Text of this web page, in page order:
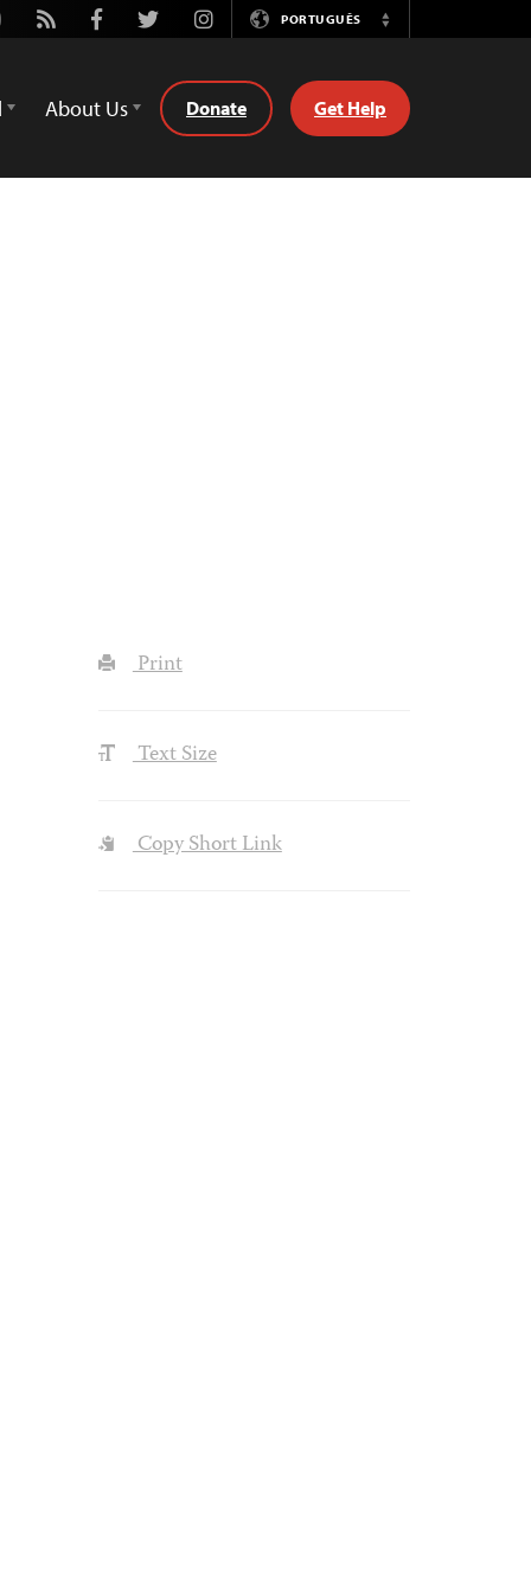
Rss FacebookTwitterInstagramPORTUGUÊS
Switch
About Us Donate Get Help
Print
Text Size
Copy Short Link